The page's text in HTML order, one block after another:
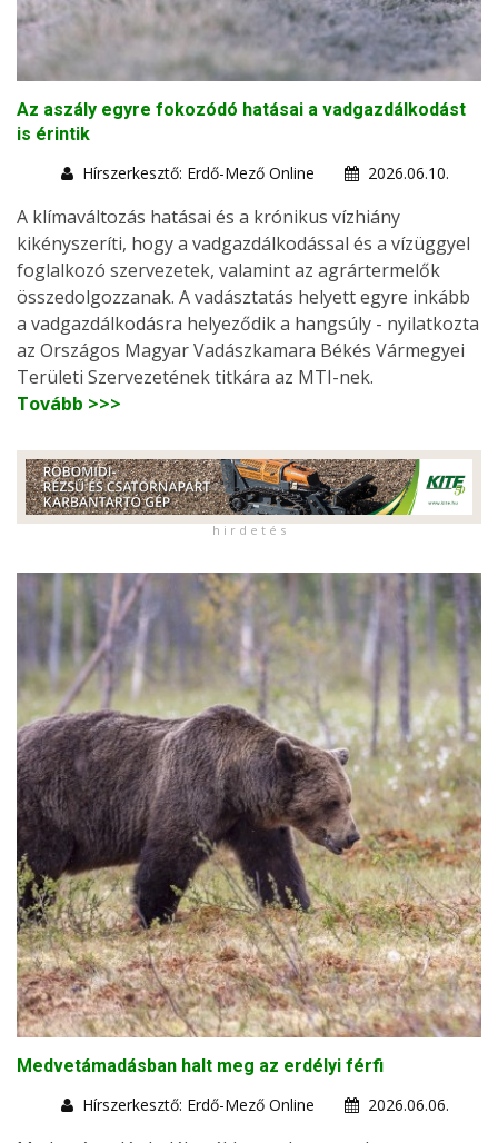
Az aszály egyre fokozódó hatásai a vadgazdálkodást
is érintik
Hírszerkesztő: Erdő-Mező Online
2026.06.10.
A klímaváltozás hatásai és a krónikus vízhiány
kikényszeríti, hogy a vadgazdálkodással és a vízüggyel
foglalkozó szervezetek, valamint az agrártermelők
összedolgozzanak. A vadásztatás helyett egyre inkább
a vadgazdálkodásra helyeződik a hangsúly - nyilatkozta
az Országos Magyar Vadászkamara Békés Vármegyei
Területi Szervezetének titkára az MTI-nek.
Tovább >>>
h i r d e t é s
Medvetámadásban halt meg az erdélyi férfi
Hírszerkesztő: Erdő-Mező Online
2026.06.06.